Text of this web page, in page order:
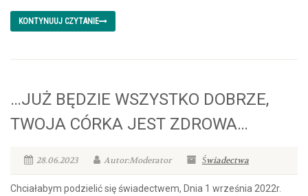
KONTYNUUJ CZYTANIE
…JUŻ BĘDZIE WSZYSTKO DOBRZE,
TWOJA CÓRKA JEST ZDROWA…
28.06.2023 Autor:Moderator Świadectwa
Chciałabym podzielić się świadectwem, Dnia 1 września 2022r.